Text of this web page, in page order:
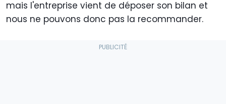
mais l'entreprise vient de déposer son bilan et
nous ne pouvons donc pas la recommander.